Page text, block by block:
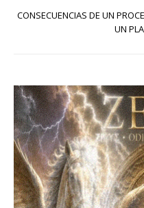
CONSECUENCIAS DE UN
UN